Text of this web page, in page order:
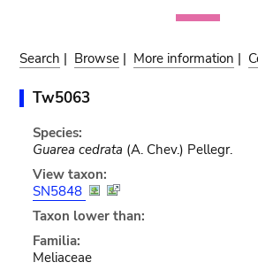
Search | Browse | More information |
Tw5063
Species:
Guarea cedrata (A. Chev.) Pellegr.
View taxon:
SN5848
Taxon lower than:
Familia:
Meliaceae